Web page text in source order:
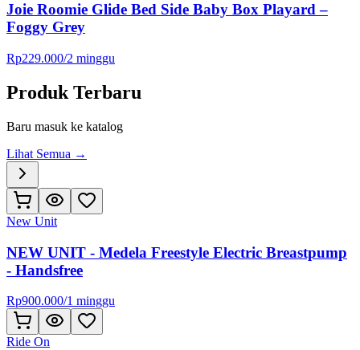
Joie Roomie Glide Bed Side Baby Box Playard –
Foggy Grey
Rp229.000/2 minggu
Produk Terbaru
Baru masuk ke katalog
Lihat Semua →
New Unit
NEW UNIT - Medela Freestyle Electric Breastpump
- Handsfree
Rp900.000/1 minggu
Ride On